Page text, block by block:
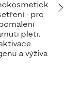
- pro
pleti,
a výživa